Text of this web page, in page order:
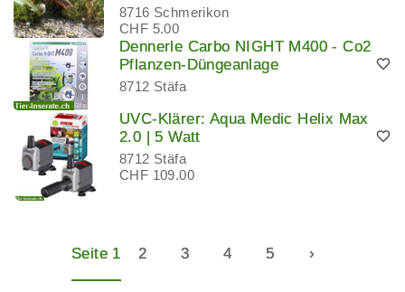
8716 Schmerikon
CHF 5.00
Dennerle Carbo NIGHT M400 - Co2
Pflanzen-Düngeanlage
8712 Stäfa
UVC-Klärer: Aqua Medic Helix Max
2.0 | 5 Watt
8712 Stäfa
CHF 109.00
Seite 1 2 3 4 5 ›